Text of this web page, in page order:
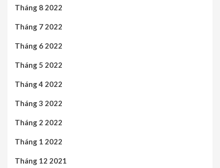
Tháng 8 2022
Tháng 7 2022
Tháng 6 2022
Tháng 5 2022
Tháng 4 2022
Tháng 3 2022
Tháng 2 2022
Tháng 1 2022
Tháng 12 2021